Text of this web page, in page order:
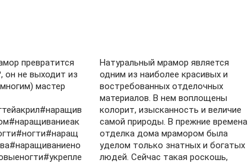
превратится
он не выходит из
мастер
Натуральный мрамор является
одним из наиболее красивых и
востребованных отделочных
материалов. В нем воплощены
колорит, изысканность и величие
самой природы. В прежние времена
отделка дома мрамором была
уделом только знатных и богатых
людей. Сейчас такая роскошь,